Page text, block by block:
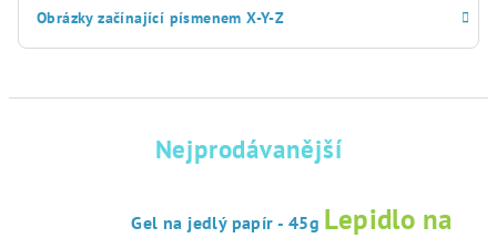
Obrázky začínající písmenem X-Y-Z
Nejprodávanější
Gel na jedlý papír - 45g Lepidlo na